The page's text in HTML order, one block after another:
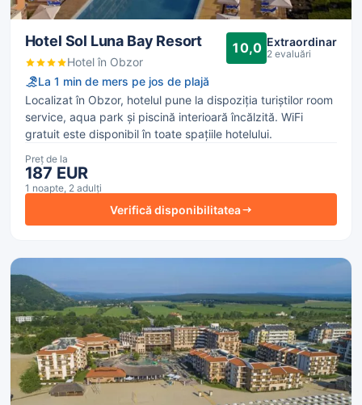
Hotel Sol Luna Bay Resort
Hotel în Obzor
10,0 Extraordinar
2 evaluări
La 1 min de mers pe jos de plajă
Localizat în Obzor, hotelul pune la dispoziția turiștilor room
service, aqua park și piscină interioară încălzită. WiFi
gratuit este disponibil în toate spațiile hotelului.
Preț de la
187 EUR
1 noapte, 2 adulți
Verifică disponibilitatea